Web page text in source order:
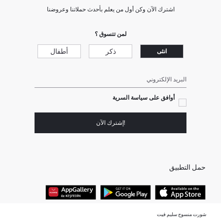
شورت منسوج سليم فيت
اشترك الآن وكن أول من يعلم بأحدث حملاتنا وعروضنا
لمن تتسوق ؟
انثى ذكر أطفال
البريد الإلكتروني
أوافق على سياسة السرية
!إشترك الآن
حمل التطبيق